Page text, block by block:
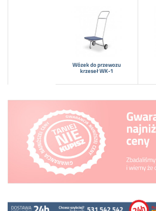
Wózek do przewozu
krzeseł WK-1